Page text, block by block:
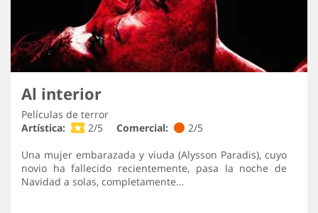
Al interior
Películas de terror
Artística:
2/5 Comercial:
2/5
Una mujer embarazada y viuda (Alysson Paradis), cuyo
novio ha fallecido recientemente, pasa la noche de
Navidad a solas, completamente…